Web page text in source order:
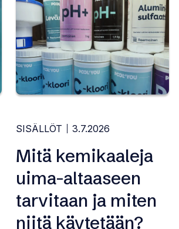
SISÄLLÖT 3.7.2026
Mitä kemikaaleja
uima-altaaseen
tarvitaan ja miten
niitä käytetään?